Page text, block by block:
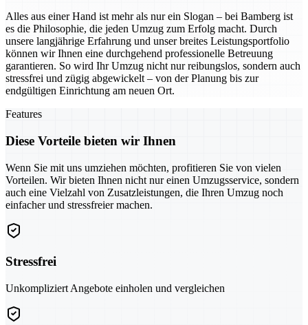
Alles aus einer Hand ist mehr als nur ein Slogan – bei Bamberg ist
es die Philosophie, die jeden Umzug zum Erfolg macht. Durch
unsere langjährige Erfahrung und unser breites Leistungsportfolio
können wir Ihnen eine durchgehend professionelle Betreuung
garantieren. So wird Ihr Umzug nicht nur reibungslos, sondern auch
stressfrei und zügig abgewickelt – von der Planung bis zur
endgültigen Einrichtung am neuen Ort.
Features
Diese Vorteile bieten wir Ihnen
Wenn Sie mit uns umziehen möchten, profitieren Sie von vielen
Vorteilen. Wir bieten Ihnen nicht nur einen Umzugsservice, sondern
auch eine Vielzahl von Zusatzleistungen, die Ihren Umzug noch
einfacher und stressfreier machen.
Stressfrei
Unkompliziert Angebote einholen und vergleichen